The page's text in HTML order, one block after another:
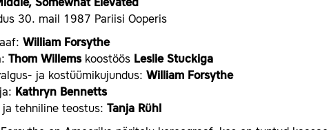
Somewhat Elevated
30. mail 1987 Pariisi Ooperis
William Forsythe
Thom Willemskoostöös Leslie Stuckiga
ja kostüümikujundus: William Forsythe
Kathryn Bennetts
ja tehniline teostus:
Tanja Rühl